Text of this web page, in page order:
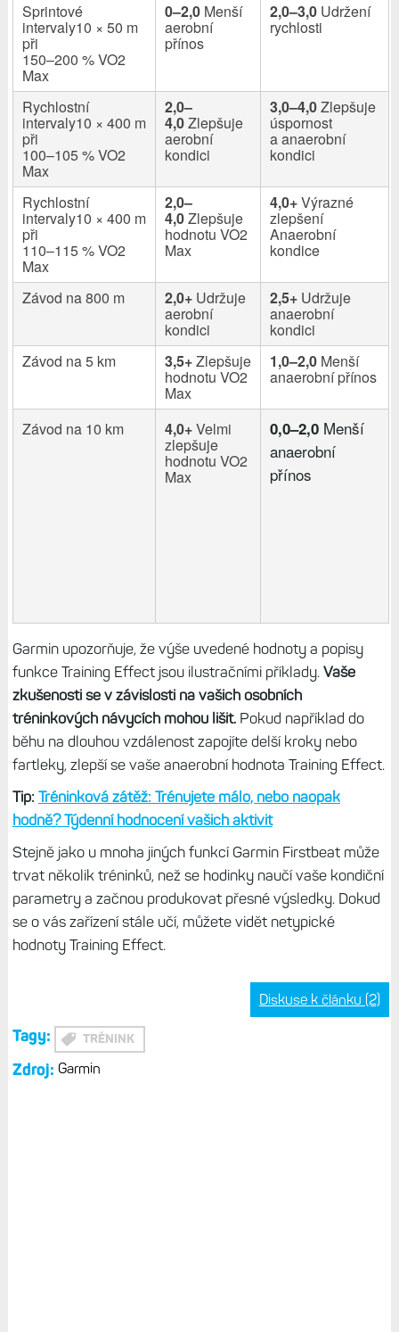
Sprintové
intervaly10 × 50 m
při
150–200 % VO2
Max
0–2,0 Menší
aerobní
přínos
2,0–3,0 Udržení
rychlosti
Rychlostní
intervaly10 × 400 m
při
100–105 % VO2
Max
2,0–
4,0Zlepšuje
aerobní
kondici
3,0–4,0Zlepšuje
úspornost
a anaerobní
kondici
Rychlostní
intervaly10 × 400 m
při
110–115 % VO2
Max
2,0–
4,0Zlepšuje
hodnotu VO2
Max
4,0+Výrazné
zlepšení
Anaerobní
kondice
Závod na 800 m 2,0+ Udržuje
aerobní
kondici
2,5+ Udržuje
anaerobní
kondici
Závod na 5 km
3,5+Zlepšuje
hodnotu VO2
Max
1,0–2,0 Menší
anaerobní přínos
Závod na 10 km 4,0+Velmi
zlepšuje
hodnotu VO2
Max
0,0–2,0 Menší
anaerobní
přínos
Garmin upozorňuje, že výše uvedené hodnoty a popisy
funkce Training Effect jsou ilustračními příklady. Vaše
zkušenosti se v závislosti na vašich osobních
tréninkových návycích mohou lišit.Pokud například do
běhu na dlouhou vzdálenost zapojíte delší kroky nebo
fartleky, zlepší se vaše anaerobní hodnota Training Effect.
Tip: Tréninková zátěž: Trénujete málo, nebo naopak
hodně? Týdenní hodnocení vašich aktivit
Stejně jako u mnoha jiných funkcí Garmin Firstbeat může
trvat několik tréninků, než se hodinky naučí vaše kondiční
parametry a začnou produkovat přesné výsledky. Dokud
se o vás zařízení stále učí, můžete vidět netypické
hodnoty Training Effect.
Diskuse k článku (2)
Tagy: TRÉNINK
Zdroj: Garmin